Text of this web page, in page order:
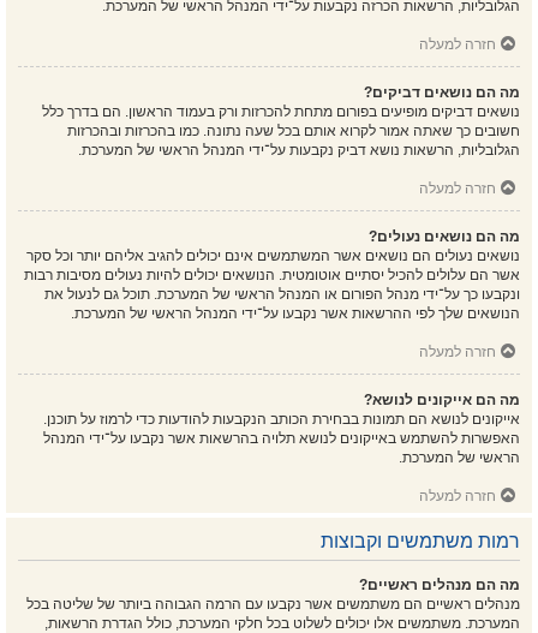
הגלובליות, הרשאות הכרזה נקבעות על־ידי המנהל הראשי של המערכת.
חזרה למעלה
מה הם נושאים דביקים?
נושאים דביקים מופיעים בפורום מתחת להכרזות ורק בעמוד הראשון. הם בדרך כלל
חשובים כך שאתה אמור לקרוא אותם בכל שעה נתונה. כמו בהכרזות ובהכרזות
הגלובליות, הרשאות נושא דביק נקבעות על־ידי המנהל הראשי של המערכת.
חזרה למעלה
מה הם נושאים נעולים?
נושאים נעולים הם נושאים אשר המשתמשים אינם יכולים להגיב אליהם יותר וכל סקר
אשר הם עלולים להכיל יסתיים אוטומטית. הנושאים יכולים להיות נעולים מסיבות רבות
ונקבעו כך על־ידי מנהל הפורום או המנהל הראשי של המערכת. תוכל גם לנעול את
הנושאים שלך לפי ההרשאות אשר נקבעו על־ידי המנהל הראשי של המערכת.
חזרה למעלה
מה הם אייקונים לנושא?
אייקונים לנושא הם תמונות בבחירת הכותב הנקבעות להודעות כדי לרמוז על תוכנן.
האפשרות להשתמש באייקונים לנושא תלויה בהרשאות אשר נקבעו על־ידי המנהל
הראשי של המערכת.
חזרה למעלה
רמות משתמשים וקבוצות
מה הם מנהלים ראשיים?
מנהלים ראשיים הם משתמשים אשר נקבעו עם הרמה הגבוהה ביותר של שליטה בכל
המערכת. משתמשים אלו יכולים לשלוט בכל חלקי המערכת, כולל הגדרת הרשאות,